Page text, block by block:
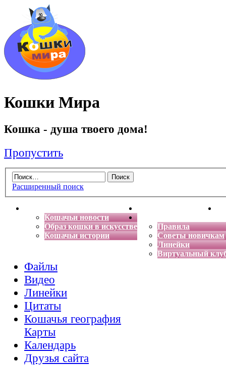
Кошки Мира
Кошка - душа твоего дома!
Пропустить
Расширенный поиск
Кошачьи новости
Образ кошки в искусстве
Кошачьи истории
Энциклопедия кошек
Правила
Советы новичкам
Линейки
Виртуальный
Файлы
Видео
Линейки
Цитаты
Кошачья география
Карты
Календарь
Друзья сайта